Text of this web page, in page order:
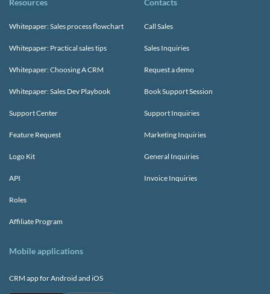
Resources
Whitepaper: Sales process flowchart
Whitepaper: Practical sales tips
Whitepaper: Choosing A CRM
Whitepaper: Sales Dev Playbook
Support Center
Feature Request
Logo Kit
API
Roles
Affiliate Program
Contacts
Call Sales
Sales Inquiries
Request a demo
Book Support Session
Support Inquiries
Marketing Inquiries
General Inquiries
Invoice Inquiries
Mobile applications
CRM app for Android and iOS